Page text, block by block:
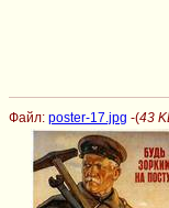
Файл: poster-17.jpg -(43